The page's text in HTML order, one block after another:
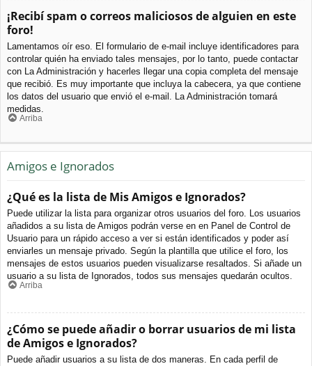
¡Recibí spam o correos maliciosos de alguien en este
foro!
Lamentamos oír eso. El formulario de e-mail incluye identificadores para
controlar quién ha enviado tales mensajes, por lo tanto, puede contactar
con La Administración y hacerles llegar una copia completa del mensaje
que recibió. Es muy importante que incluya la cabecera, ya que contiene
los datos del usuario que envió el e-mail. La Administración tomará
medidas.
Arriba
Amigos e Ignorados
¿Qué es la lista de Mis Amigos e Ignorados?
Puede utilizar la lista para organizar otros usuarios del foro. Los usuarios
añadidos a su lista de Amigos podrán verse en en Panel de Control de
Usuario para un rápido acceso a ver si están identificados y poder así
enviarles un mensaje privado. Según la plantilla que utilice el foro, los
mensajes de estos usuarios pueden visualizarse resaltados. Si añade un
usuario a su lista de Ignorados, todos sus mensajes quedarán ocultos.
Arriba
¿Cómo se puede añadir o borrar usuarios de mi lista
de Amigos e Ignorados?
Puede añadir usuarios a su lista de dos maneras. En cada perfil de